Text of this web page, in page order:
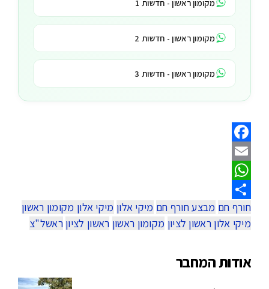
מקומון ראשון - חדשות 1
מקומון ראשון - חדשות 2
מקומון ראשון - חדשות 3
Facebook
Email
WhatsApp
Share
חורף חם מבצע חורף חם מיקי אלון מיקי אלון מקומון ראשון
מיקי אלון ראשון לציון מקומון ראשון ראשון לציון ראשל"צ
אודות המחבר